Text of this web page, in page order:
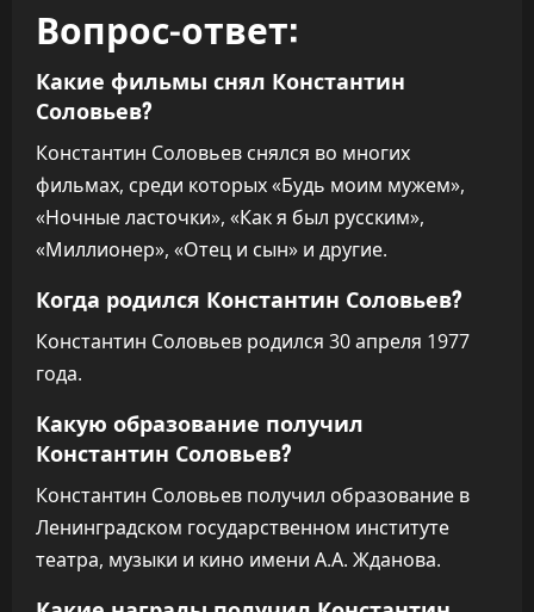
Вопрос-ответ:
Какие фильмы снял Константин
Соловьев?
Константин Соловьев снялся во многих
фильмах, среди которых «Будь моим мужем»,
«Ночные ласточки», «Как я был русским»,
«Миллионер», «Отец и сын» и другие.
Когда родился Константин Соловьев?
Константин Соловьев родился 30 апреля 1977
года.
Какую образование получил
Константин Соловьев?
Константин Соловьев получил образование в
Ленинградском государственном институте
театра, музыки и кино имени А.А. Жданова.